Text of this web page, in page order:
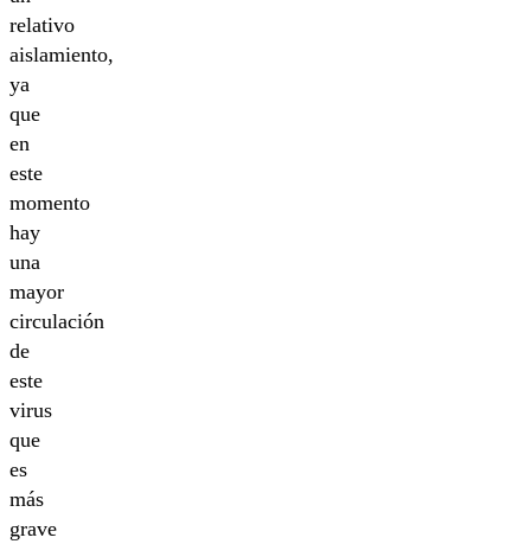
relativo
aislamiento,
ya
que
en
este
momento
hay
una
mayor
circulación
de
este
virus
que
es
más
grave